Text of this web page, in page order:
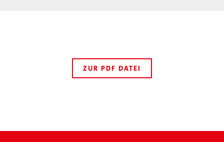
ZUR PDF DATEI